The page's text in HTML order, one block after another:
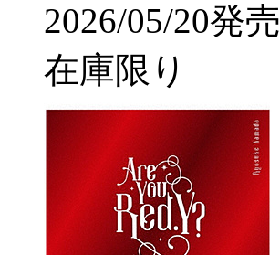
2026/05/20発売
在庫限り